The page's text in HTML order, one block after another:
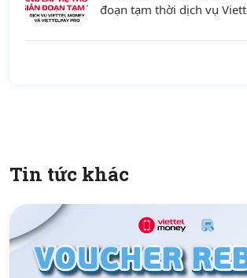
đoạn tạm thời dịch vụ
Tin tức khác